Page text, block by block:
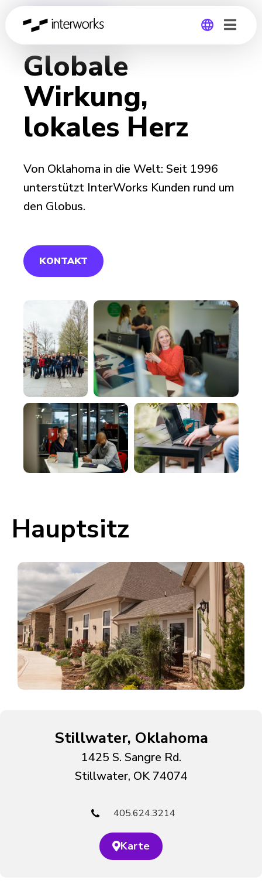
MENSCHEN
Globale
Wirkung,
lokales Herz
Von Oklahoma in die Welt: Seit 1996
unterstützt InterWorks Kunden rund um
den Globus.
KONTAKT
Hauptsitz
Stillwater, Oklahoma
1425 S. Sangre Rd.
Stillwater, OK 74074
405.624.3214
Karte